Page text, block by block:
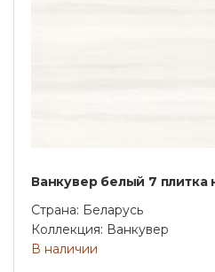
Ванкувер белый 7 плитка
Страна: Беларусь
Коллекция: Ванкувер
В наличии